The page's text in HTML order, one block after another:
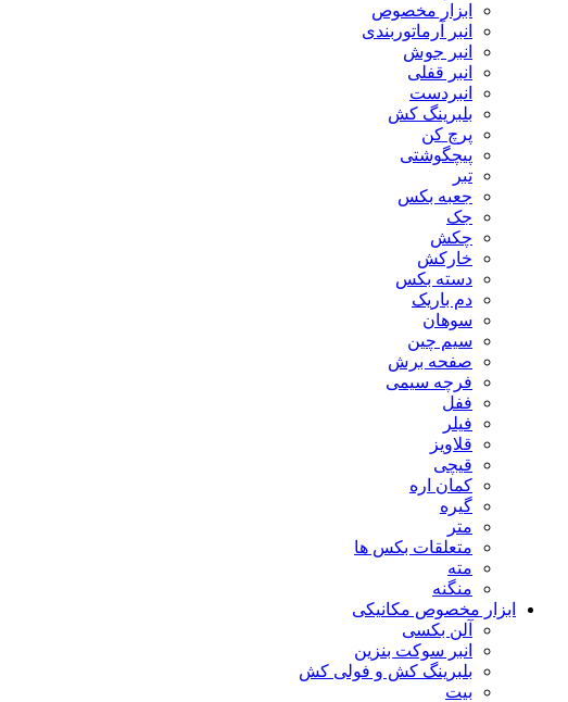
ابزار مخصوص
انبر آرماتوربندی
انبر جوش
انبر قفلی
انبردست
بلبرینگ کش
پرچ کن
پیچگوشتی
تبر
جعبه بکس
جک
چکش
خارکش
دسته بکس
دم باریک
سوهان
سیم چین
صفحه برش
فرچه سیمی
ففل
فیلر
قلاویز
قیچی
کمان اره
گیره
متر
متعلقات بکس ها
مته
منگنه
ابزار مخصوص مکانیکی
آلن بکسی
انبر سوکت بنزین
بلبرینگ کش و فولی کش
بیت